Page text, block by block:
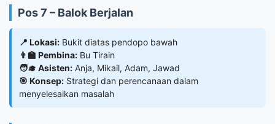
Pos 7 – Balok Berjalan
📍 Lokasi: Bukit diatas pendopo bawah
👨‍🏫 Pembina: Bu Tirain
🧑‍🎓 Asisten: Anja, Mikail, Adam, Jawad
🎯 Konsep: Strategi dan perencanaan dalam
menyelesaikan masalah